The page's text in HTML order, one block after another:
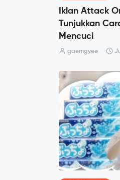
Iklan Attack
Tunjukkan
Mencuci
gaemgyee